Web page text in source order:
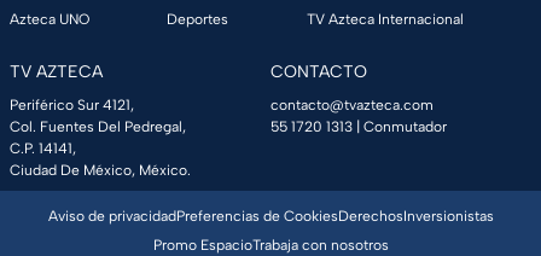
Azteca UNO
Deportes
TV Azteca Internacional
TV AZTECA
Periférico Sur 4121,
Col. Fuentes Del Pedregal,
C.P. 14141,
Ciudad De México, México.
CONTACTO
contacto@tvazteca.com
55 1720 1313 | Conmutador
Aviso de privacidadPreferencias de CookiesDerechosInversionistas
Promo EspacioTrabaja con nosotros